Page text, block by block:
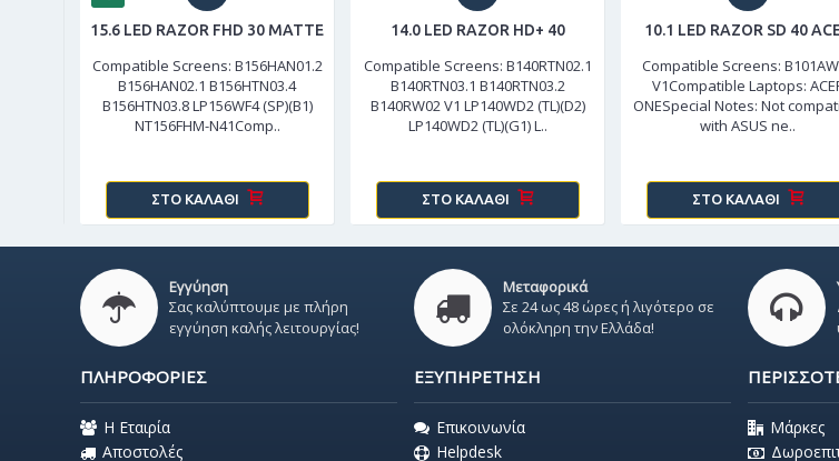
15.6 LED RAZOR FHD 30 MATTE
Compatible Screens: B156HAN01.2
B156HAN02.1 B156HTN03.4
B156HTN03.8 LP156WF4 (SP)(B1)
NT156FHM-N41Comp..
ΣΤΟ ΚΑΛΆΘΙ
14.0 LED RAZOR HD+ 40
Compatible Screens: B140RTN02.1
B140RTN03.1 B140RTN03.2
B140RW02 V1 LP140WD2 (TL)(D2)
LP140WD2 (TL)(G1) L..
ΣΤΟ ΚΑΛΆΘΙ
10.1 LED RAZOR SD 40
Compatible Screens:
V1Compatible Laptops:
ONESpecial Notes: Not
with ASUS ne..
ΣΤΟ ΚΑΛΆΘΙ
Εγγύηση
Σας καλύπτουμε με πλήρη
εγγύηση καλής λειτουργίας!
Μεταφορικά
Σε 24 ως 48 ώρες ή λιγότερο σε
ολόκληρη την Ελλάδα!
ΠΛΗΡΟΦΟΡΊΕΣ
Η Εταιρία
Αποστολές
ΕΞΥΠΗΡΈΤΗΣΗ
Επικοινωνία
Helpdesk
Μάρκες